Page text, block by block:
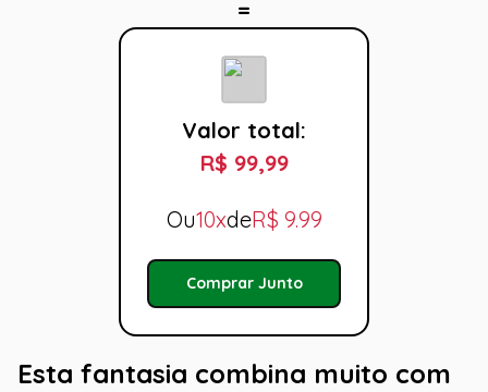
Valor total:
R$ 99,99
Ou10xdeR$ 9.99
Comprar Junto
Esta fantasia combina muito com